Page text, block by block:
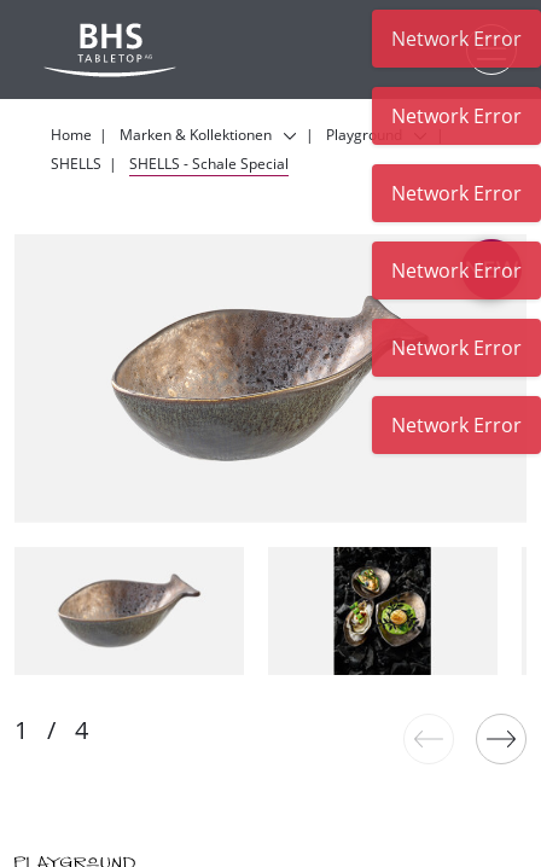
Home Marken & Kollektionen
Playground
SHELLS
SHELLS - Schale Special
Network Error
Network Error
Network Error
Network Error
Network Error
Network Error